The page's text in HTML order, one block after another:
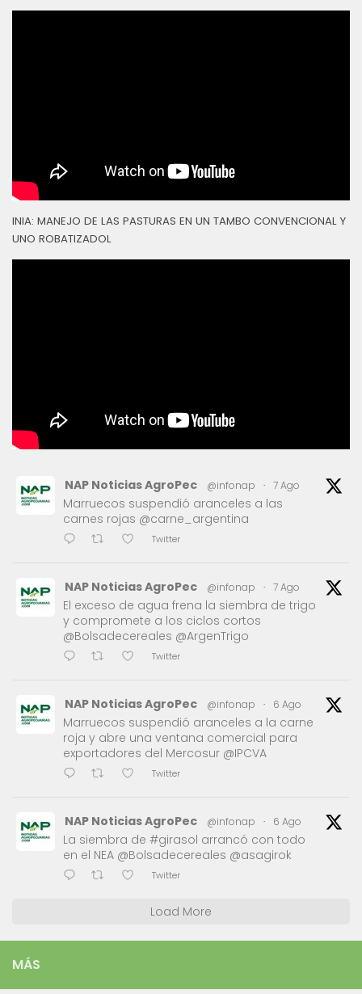
INIA: MANEJO DE LAS PASTURAS EN UN TAMBO CONVENCIONAL Y
UNO ROBATIZADOL
NAP Noticias AgroPec @infonap · 7 Ago
Marruecos suspendió aranceles a las
carnes rojas @carne_argentina
Twitter
NAP Noticias AgroPec @infonap · 7 Ago
El exceso de agua frena la siembra de trigo
y compromete a los ciclos cortos
@Bolsadecereales @ArgenTrigo
Twitter
NAP Noticias AgroPec @infonap · 6 Ago
Marruecos suspendió aranceles a la carne
roja y abre una ventana comercial para
exportadores del Mercosur @IPCVA
Twitter
NAP Noticias AgroPec @infonap · 6 Ago
La siembra de #girasol arrancó con todo
en el NEA @Bolsadecereales @asagirok
Twitter
Load More
MÁS